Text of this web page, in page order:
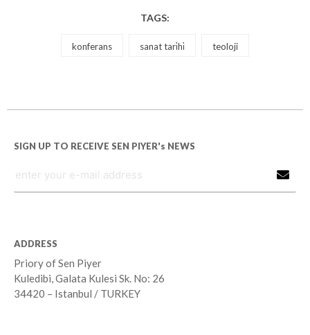
TAGS:
konferans sanat tari̇hi̇ teoloji
SIGN UP TO RECEIVE SEN PIYER's NEWS
ADDRESS
Priory of Sen Piyer
Kuledibi, Galata Kulesi Sk. No: 26
34420 – Istanbul / TURKEY